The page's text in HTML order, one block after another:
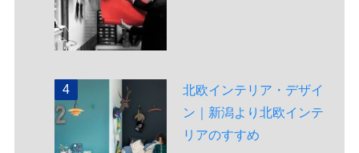
北欧インテリア・デザイ
ン｜新潟より北欧インテ
リアのすすめ